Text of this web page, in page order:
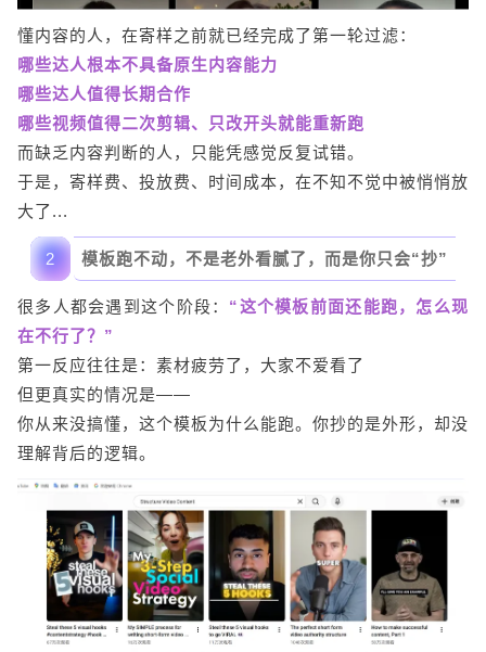
懂内容的人，在寄样之前就已经完成了第一轮过滤：
哪些达人根本不具备原生内容能力
哪些达人值得长期合作
哪些视频值得二次剪辑、只改开头就能重新跑
而缺乏内容判断的人，只能凭感觉反复试错。
于是，寄样费、投放费、时间成本，在不知不觉中被悄悄放
大了...
2 模板跑不动，不是老外看腻了，而是你只会“抄”
很多人都会遇到这个阶段： “这个模板前面还能跑，怎么现
在不行了？”
第一反应往往是：素材疲劳了，大家不爱看了
但更真实的情况是——
你从来没搞懂，这个模板为什么能跑。你抄的是外形，却没
理解背后的逻辑。